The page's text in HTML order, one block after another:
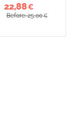
22,88€
Before: 25,00€